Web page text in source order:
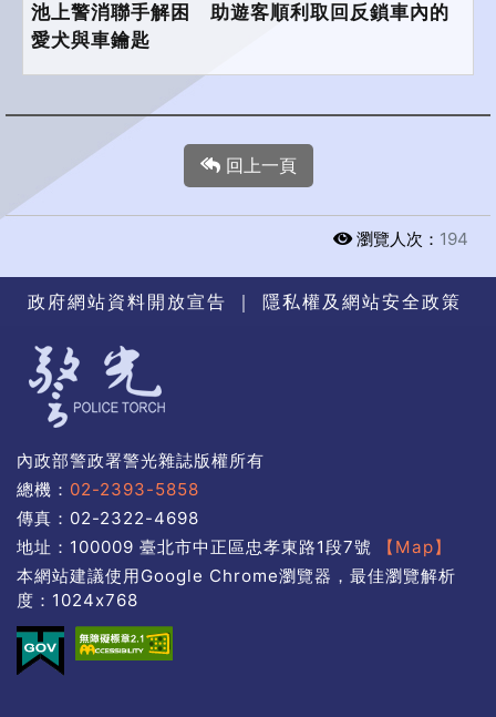
池上警消聯手解困 助遊客順利取回反鎖車內的
愛犬與車鑰匙
回上一頁
瀏覽人次： 194
政府網站資料開放宣告 ｜ 隱私權及網站安全政策
內政部警政署警光雜誌版權所有
總機： 02-2393-5858
傳真：02-2322-4698
地址：100009 臺北市中正區忠孝東路1段7號
【Map】
本網站建議使用Google Chrome瀏覽器，最佳瀏覽解析
度：1024x768